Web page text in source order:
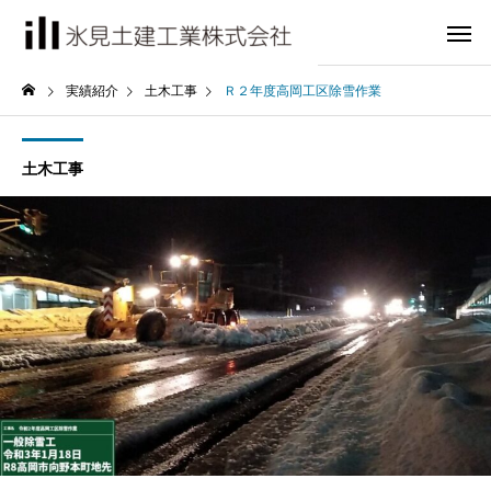
実績紹介 土木工事 Ｒ２年度高岡工区除雪作業
土木工事